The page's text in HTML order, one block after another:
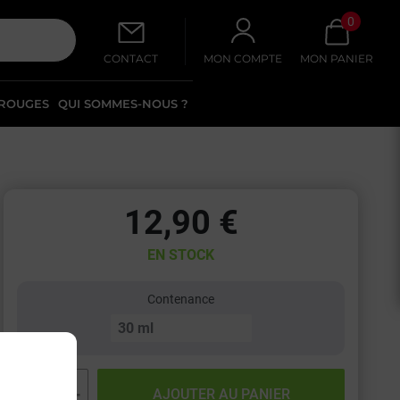
CONTACT
QUI SOMMES-NOUS ?
MON COMPTE
0
MON PANIER
12,90 €
EN STOCK
Contenance
+ AJOUTER AU PANIER